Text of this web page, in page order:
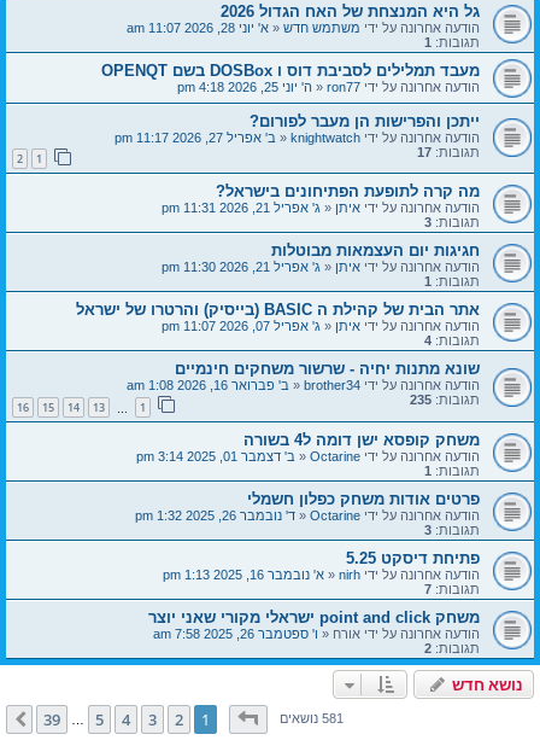
גל היא המנצחת של האח הגדול 2026
הודעה אחרונה על ידי משתמש חדש«א' יוני 28, 2026 11:07 am
תגובות: 1
מעבד תמלילים לסביבת דוס ו DOSBox בשם OPENQT
הודעה אחרונה על ידי ron77
«ה' יוני 25, 2026 4:18 pm
ייתכן והפרישות הן מעבר לפורום?
הודעה אחרונה על ידי knightwatch
«ב' אפריל 27, 2026 11:17 pm
תגובות: 17
2
מה קרה לתופעת הפתיחונים בישראל?
הודעה אחרונה על ידי איתן«ג' אפריל 21, 2026 11:31 pm
תגובות: 3
חגיגות יום העצמאות מבוטלות
הודעה אחרונה על ידי איתן«ג' אפריל 21, 2026 11:30 pm
תגובות: 1
אתר הבית של קהילת ה BASIC (בייסיק) והרטרו של ישראל
הודעה אחרונה על ידי איתן«ג' אפריל 07, 2026 11:07 pm
תגובות: 4
שונא מתנות יחיה - שרשור משחקים חינמיים
הודעה אחרונה על ידי brother34
«ב' פברואר 16, 2026 1:08 am
תגובות: 235
13
14
15
16
משחק קופסא ישן דומה ל4 בשורה
הודעה אחרונה על ידי Octarine
«ב' דצמבר 01, 2025 3:14 pm
תגובות: 1
פרטים אודות משחק כפלון חשמלי
הודעה אחרונה על ידי Octarine
«ד' נובמבר 26, 2025 1:32 pm
תגובות: 3
פתיחת דיסקט 5.25
הודעה אחרונה על ידי nirh
«א' נובמבר 16, 2025 1:13 pm
תגובות: 7
משחק point and click ישראלי מקורי שאני יוצר
הודעה אחרונה על ידי אורח«ו' ספטמבר 26, 2025 7:58 am
תגובות: 2
נושא חדש
581 נושאיםדף1מתוך39
1
2
3
4
5
39 הבא